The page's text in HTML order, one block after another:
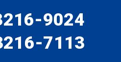
9024
7113